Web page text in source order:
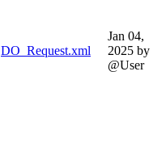
DO_Request.xml
Jan 04,
2025 by
@User